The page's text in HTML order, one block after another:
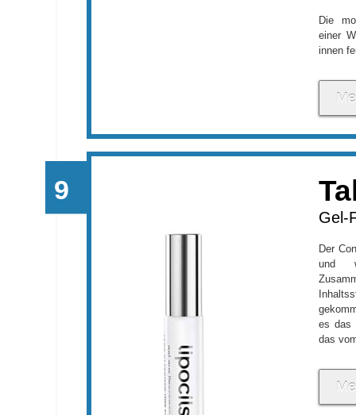
Die
einer
innen
Gel-
Der
und
es das
das